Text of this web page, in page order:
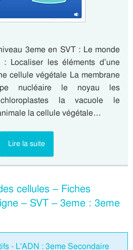
3eme en SVT : Le monde
Localiser les éléments d’une
cellule végétale La membrane
nucléaire le noyau les
la vacuole le
la cellule végétale…
Lire la suite
cellules – Fiches
– SVT – 3eme : 3eme
- L'ADN : 3eme Secondaire